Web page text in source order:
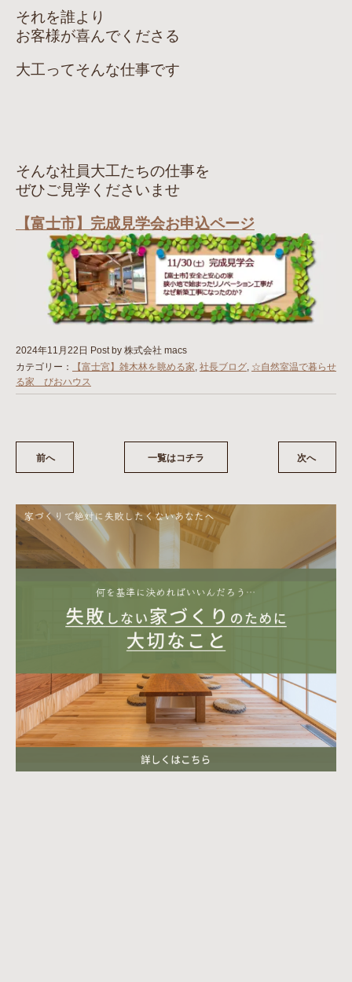
それを誰より
お客様が喜んでくださる
大工ってそんな仕事です
そんな社員大工たちの仕事を
ぜひご見学くださいませ
【富士市】完成見学会お申込ページ
2024年11月22日 Post by 株式会社 macs
カテゴリー：
【富士宮】雑木林を眺める家, 社長ブログ, ☆自然室温で暮らせ
る家 びおハウス
前へ 一覧はコチラ 次へ